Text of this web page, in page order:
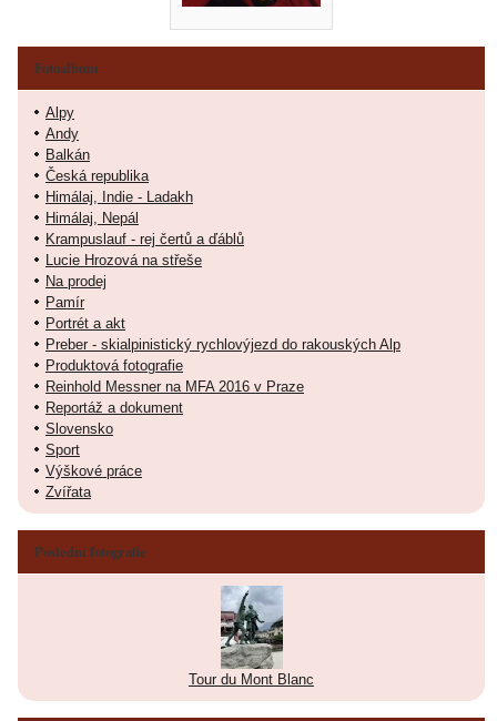
Fotoalbum
Alpy
Andy
Balkán
Česká republika
Himálaj, Indie - Ladakh
Himálaj, Nepál
Krampuslauf - rej čertů a ďáblů
Lucie Hrozová na střeše
Na prodej
Pamír
Portrét a akt
Preber - skialpinistický rychlovýjezd do rakouských Alp
Produktová fotografie
Reinhold Messner na MFA 2016 v Praze
Reportáž a dokument
Slovensko
Sport
Výškové práce
Zvířata
Poslední fotografie
Tour du Mont Blanc